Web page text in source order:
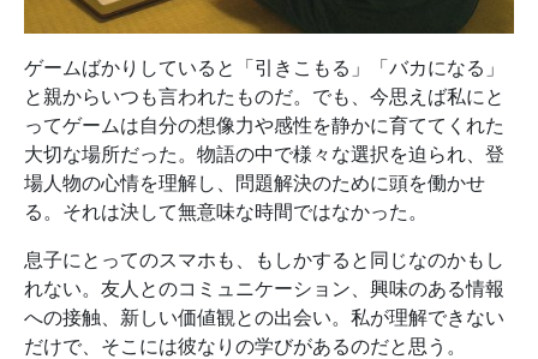
ゲームばかりしていると「引きこもる」「バカになる」
と親からいつも言われたものだ。でも、今思えば私にと
ってゲームは自分の想像力や感性を静かに育ててくれた
大切な場所だった。物語の中で様々な選択を迫られ、登
場人物の心情を理解し、問題解決のために頭を働かせ
る。それは決して無意味な時間ではなかった。
息子にとってのスマホも、もしかすると同じなのかもし
れない。友人とのコミュニケーション、興味のある情報
への接触、新しい価値観との出会い。私が理解できない
だけで、そこには彼なりの学びがあるのだと思う。